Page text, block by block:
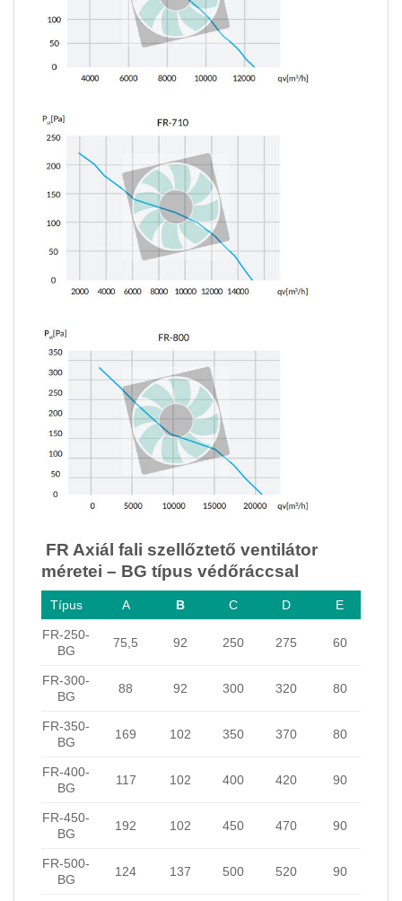
FR Axiál fali szellőztető ventilátor
méretei – BG típus védőráccsal
FR-250-
BG
75,5 92 250 275 60
FR-300-
BG
88 92 300 320 80
FR-350-
BG
169 102 350 370 80
FR-400-
BG
117 102 400 420 90
FR-450-
BG
192 102 450 470 90
FR-500-
BG
124 137 500 520 90
Típus A B C D E